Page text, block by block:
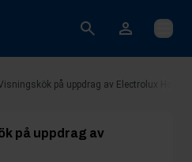
Öppna
på uppdrag av Electrolux Home
på uppdrag av